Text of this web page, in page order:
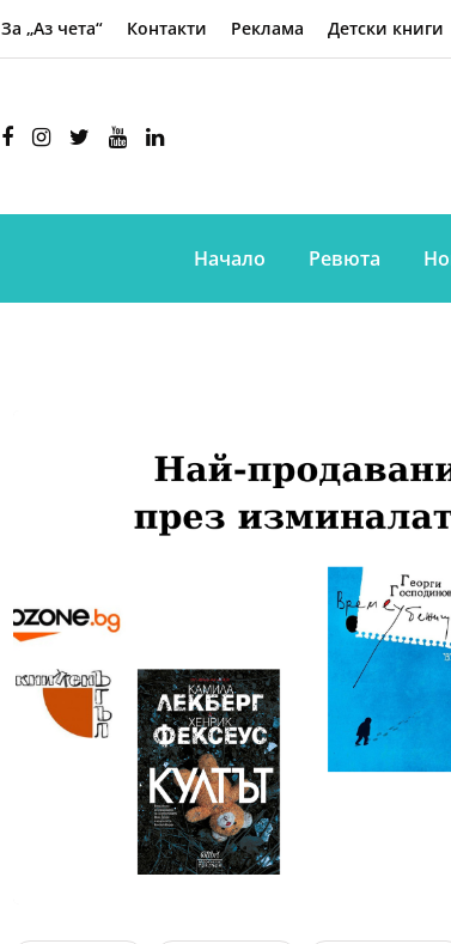
За „Аз чета“ Контакти Реклама Детски книги
Начало Ревюта